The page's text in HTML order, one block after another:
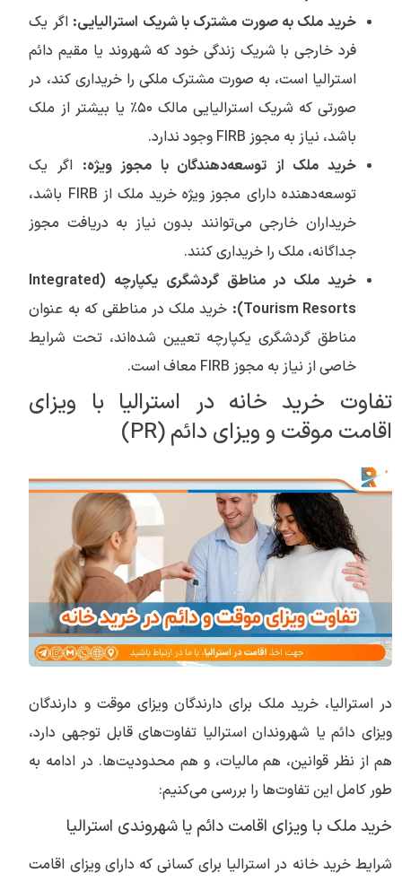
خرید ملک به صورت مشترک با شریک استرالیایی: اگر یک
فرد خارجی با شریک زندگی خود که شهروند یا مقیم دائم
استرالیا است، به صورت مشترک ملکی را خریداری کند، در
صورتی که شریک استرالیایی مالک ۵۰٪ یا بیشتر از ملک
باشد، نیاز به مجوز FIRB وجود ندارد.
خرید ملک از توسعه‌دهندگان با مجوز ویژه: اگر یک
توسعه‌دهنده دارای مجوز ویژه خرید ملک از FIRB باشد،
خریداران خارجی می‌توانند بدون نیاز به دریافت مجوز
جداگانه، ملک را خریداری کنند.
خرید ملک در مناطق گردشگری یکپارچه (Integrated
Tourism Resorts):
خرید ملک در مناطقی که به عنوان
مناطق گردشگری یکپارچه تعیین شده‌اند، تحت شرایط
خاصی از نیاز به مجوز FIRB معاف است.
تفاوت خرید خانه در استرالیا با ویزای
اقامت موقت و ویزای دائم (PR)
در استرالیا، خرید ملک برای دارندگان ویزای موقت و دارندگان
ویزای دائم یا شهروندان استرالیا تفاوت‌های قابل توجهی دارد،
هم از نظر قوانین، هم مالیات، و هم محدودیت‌ها. در ادامه به
طور کامل این تفاوت‌ها را بررسی می‌کنیم:
خرید ملک با ویزای اقامت دائم یا شهروندی استرالیا
شرایط خرید خانه در استرالیا برای کسانی که دارای ویزای اقامت